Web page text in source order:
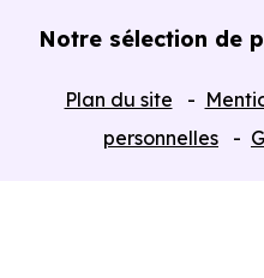
Notre sélection de
Plan du site
personnelles